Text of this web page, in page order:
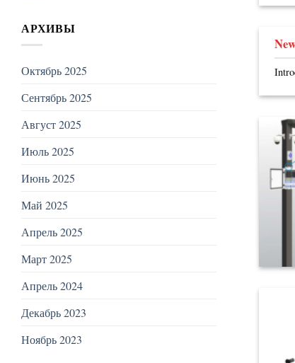
АРХИВЫ
Октябрь 2025
Сентябрь 2025
Август 2025
Июль 2025
Июнь 2025
Май 2025
Апрель 2025
Март 2025
Апрель 2024
Декабрь 2023
Ноябрь 2023